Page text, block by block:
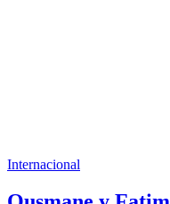
Internacional